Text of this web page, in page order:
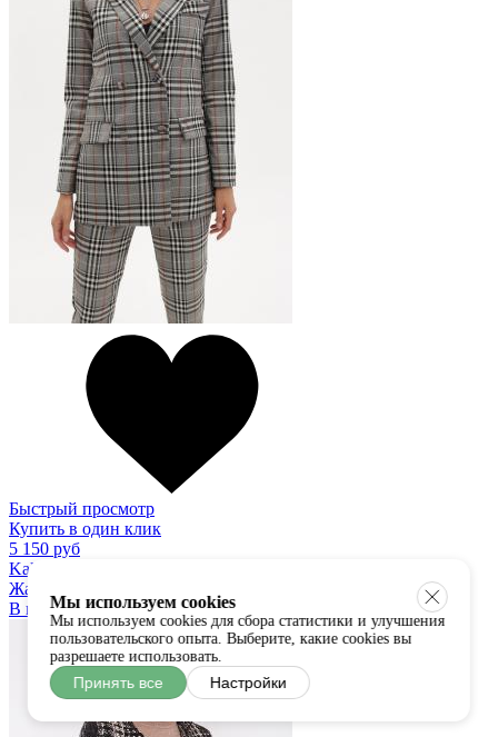
Быстрый просмотр
Купить в один клик
5 150 руб
Kali
Жакет
В наличии:S M L
Мы используем cookies
Мы используем cookies для сбора статистики и улучшения
пользовательского опыта. Выберите, какие cookies вы
разрешаете использовать.
Принять все Настройки